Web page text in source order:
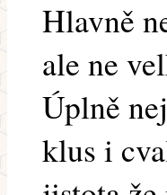
Hlavně
ale ne
Úplně
klus i